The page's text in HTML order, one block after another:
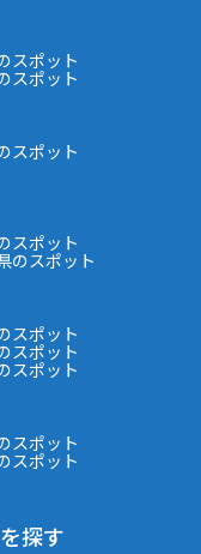
スポット
スポット
スポット
スポット
のスポット
スポット
スポット
スポット
スポット
スポット
探す